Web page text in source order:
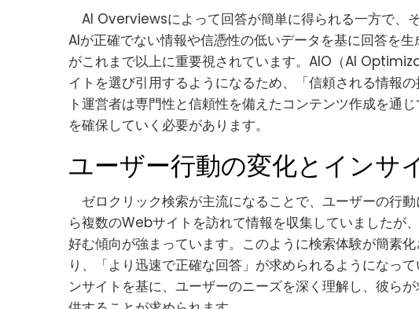
AI Overviewsによって回答が簡単に得られる一方で、
AIが正確でない情報や信憑性の低いデータを基に回答を
がこれまで以上に重要視されています。AIO（AI
イトを選び引用するようになるため、「信頼される情報
ト運営者は専門性と信頼性を備えたコンテンツ作成を通
を確保していく必要があります。
ユーザー行動の変化とインサ
ゼロクリック検索が主流になることで、ユーザーの行
ら複数のWebサイトを訪れて情報を収集していましたが
好む傾向が強まっています。このように検索体験が簡素
り、「より迅速で正確な回答」が求められるようになっ
ンサイトを基に、ユーザーのニーズを深く理解し、彼ら